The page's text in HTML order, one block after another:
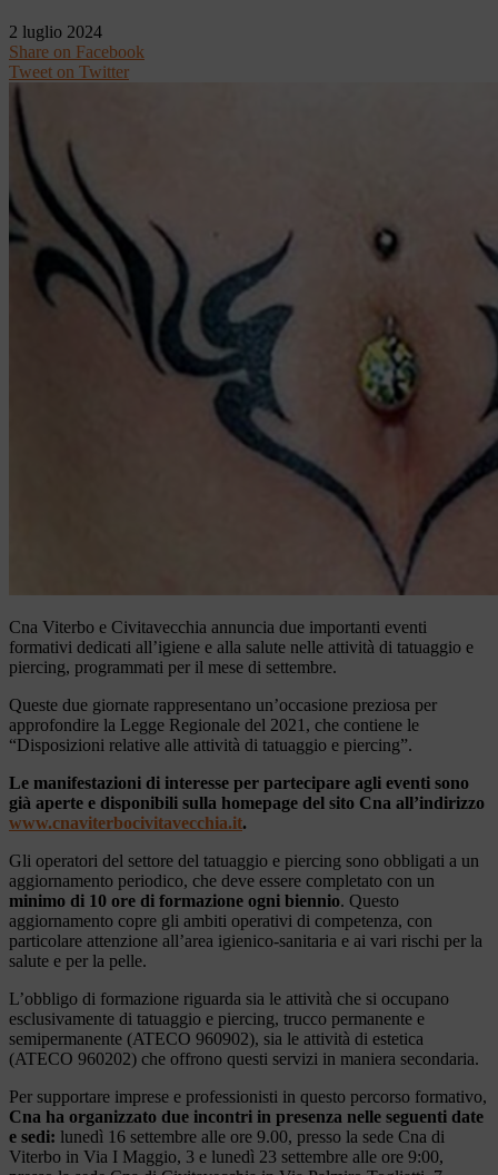
2 luglio 2024
Share on Facebook
Tweet on Twitter
Cna Viterbo e Civitavecchia annuncia due importanti eventi
formativi dedicati all’igiene e alla salute nelle attività di tatuaggio e
piercing, programmati per il mese di settembre.
Queste due giornate rappresentano un’occasione preziosa per
approfondire la Legge Regionale del 2021, che contiene le
“Disposizioni relative alle attività di tatuaggio e piercing”.
Le manifestazioni di interesse per partecipare agli eventi sono
già aperte e disponibili sulla homepage del sito Cna all’indirizzo
www.cnaviterbocivitavecchia.it.
Gli operatori del settore del tatuaggio e piercing sono obbligati a un
aggiornamento periodico, che deve essere completato con un
minimo di 10 ore di formazione ogni biennio. Questo
aggiornamento copre gli ambiti operativi di competenza, con
particolare attenzione all’area igienico-sanitaria e ai vari rischi per la
salute e per la pelle.
L’obbligo di formazione riguarda sia le attività che si occupano
esclusivamente di tatuaggio e piercing, trucco permanente e
semipermanente (ATECO 960902), sia le attività di estetica
(ATECO 960202) che offrono questi servizi in maniera secondaria.
Per supportare imprese e professionisti in questo percorso formativo,
Cna ha organizzato due incontri in presenza nelle seguenti date
e sedi: lunedì 16 settembre alle ore 9.00, presso la sede Cna di
Viterbo in Via I Maggio, 3 e lunedì 23 settembre alle ore 9:00,